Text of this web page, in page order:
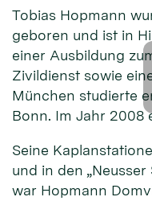
Tobias Hopmann
geboren und ist in
einer Ausbildung
Zivildienst sowie
München studierte
Bonn. Im Jahr 2008
Seine
und in den „Neusser
war Hopmann